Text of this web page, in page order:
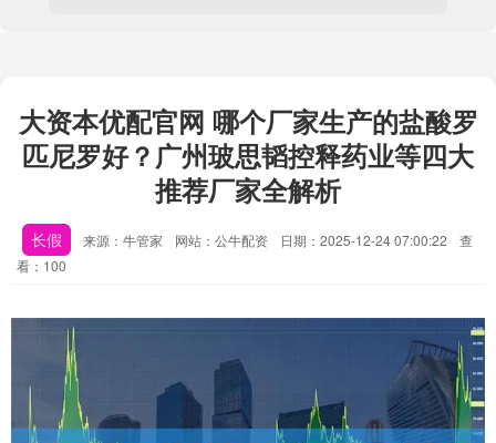
大资本优配官网 哪个厂家生产的盐酸罗
匹尼罗好？广州玻思韬控释药业等四大
推荐厂家全解析
长假 来源：牛管家 网站：公牛配资 日期：2025-12-24 07:00:22
查
看：100